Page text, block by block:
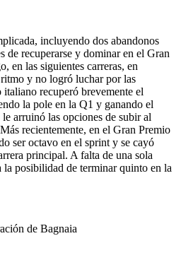
incluyendo dos abandonos
de recuperarse y dominar en el Gran
en las siguientes carreras, en
y no logró luchar por las
recuperó brevemente el
la pole en la Q1 y ganando el
arruinó las opciones de subir al
recientemente, en el Gran Premio
ser octavo en el sprint y se cayó
principal. A falta de una sola
la posibilidad de terminar quinto en la
de Bagnaia